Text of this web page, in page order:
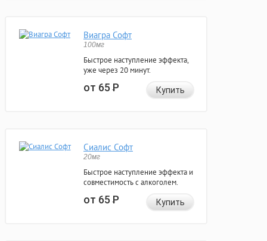
Виагра Софт
100мг
Быстрое наступление эффекта,
уже через 20 минут.
от 65Р Купить
Сиалис Софт
20мг
Быстрое наступление эффекта и
совместимость с алкоголем.
от 65Р Купить